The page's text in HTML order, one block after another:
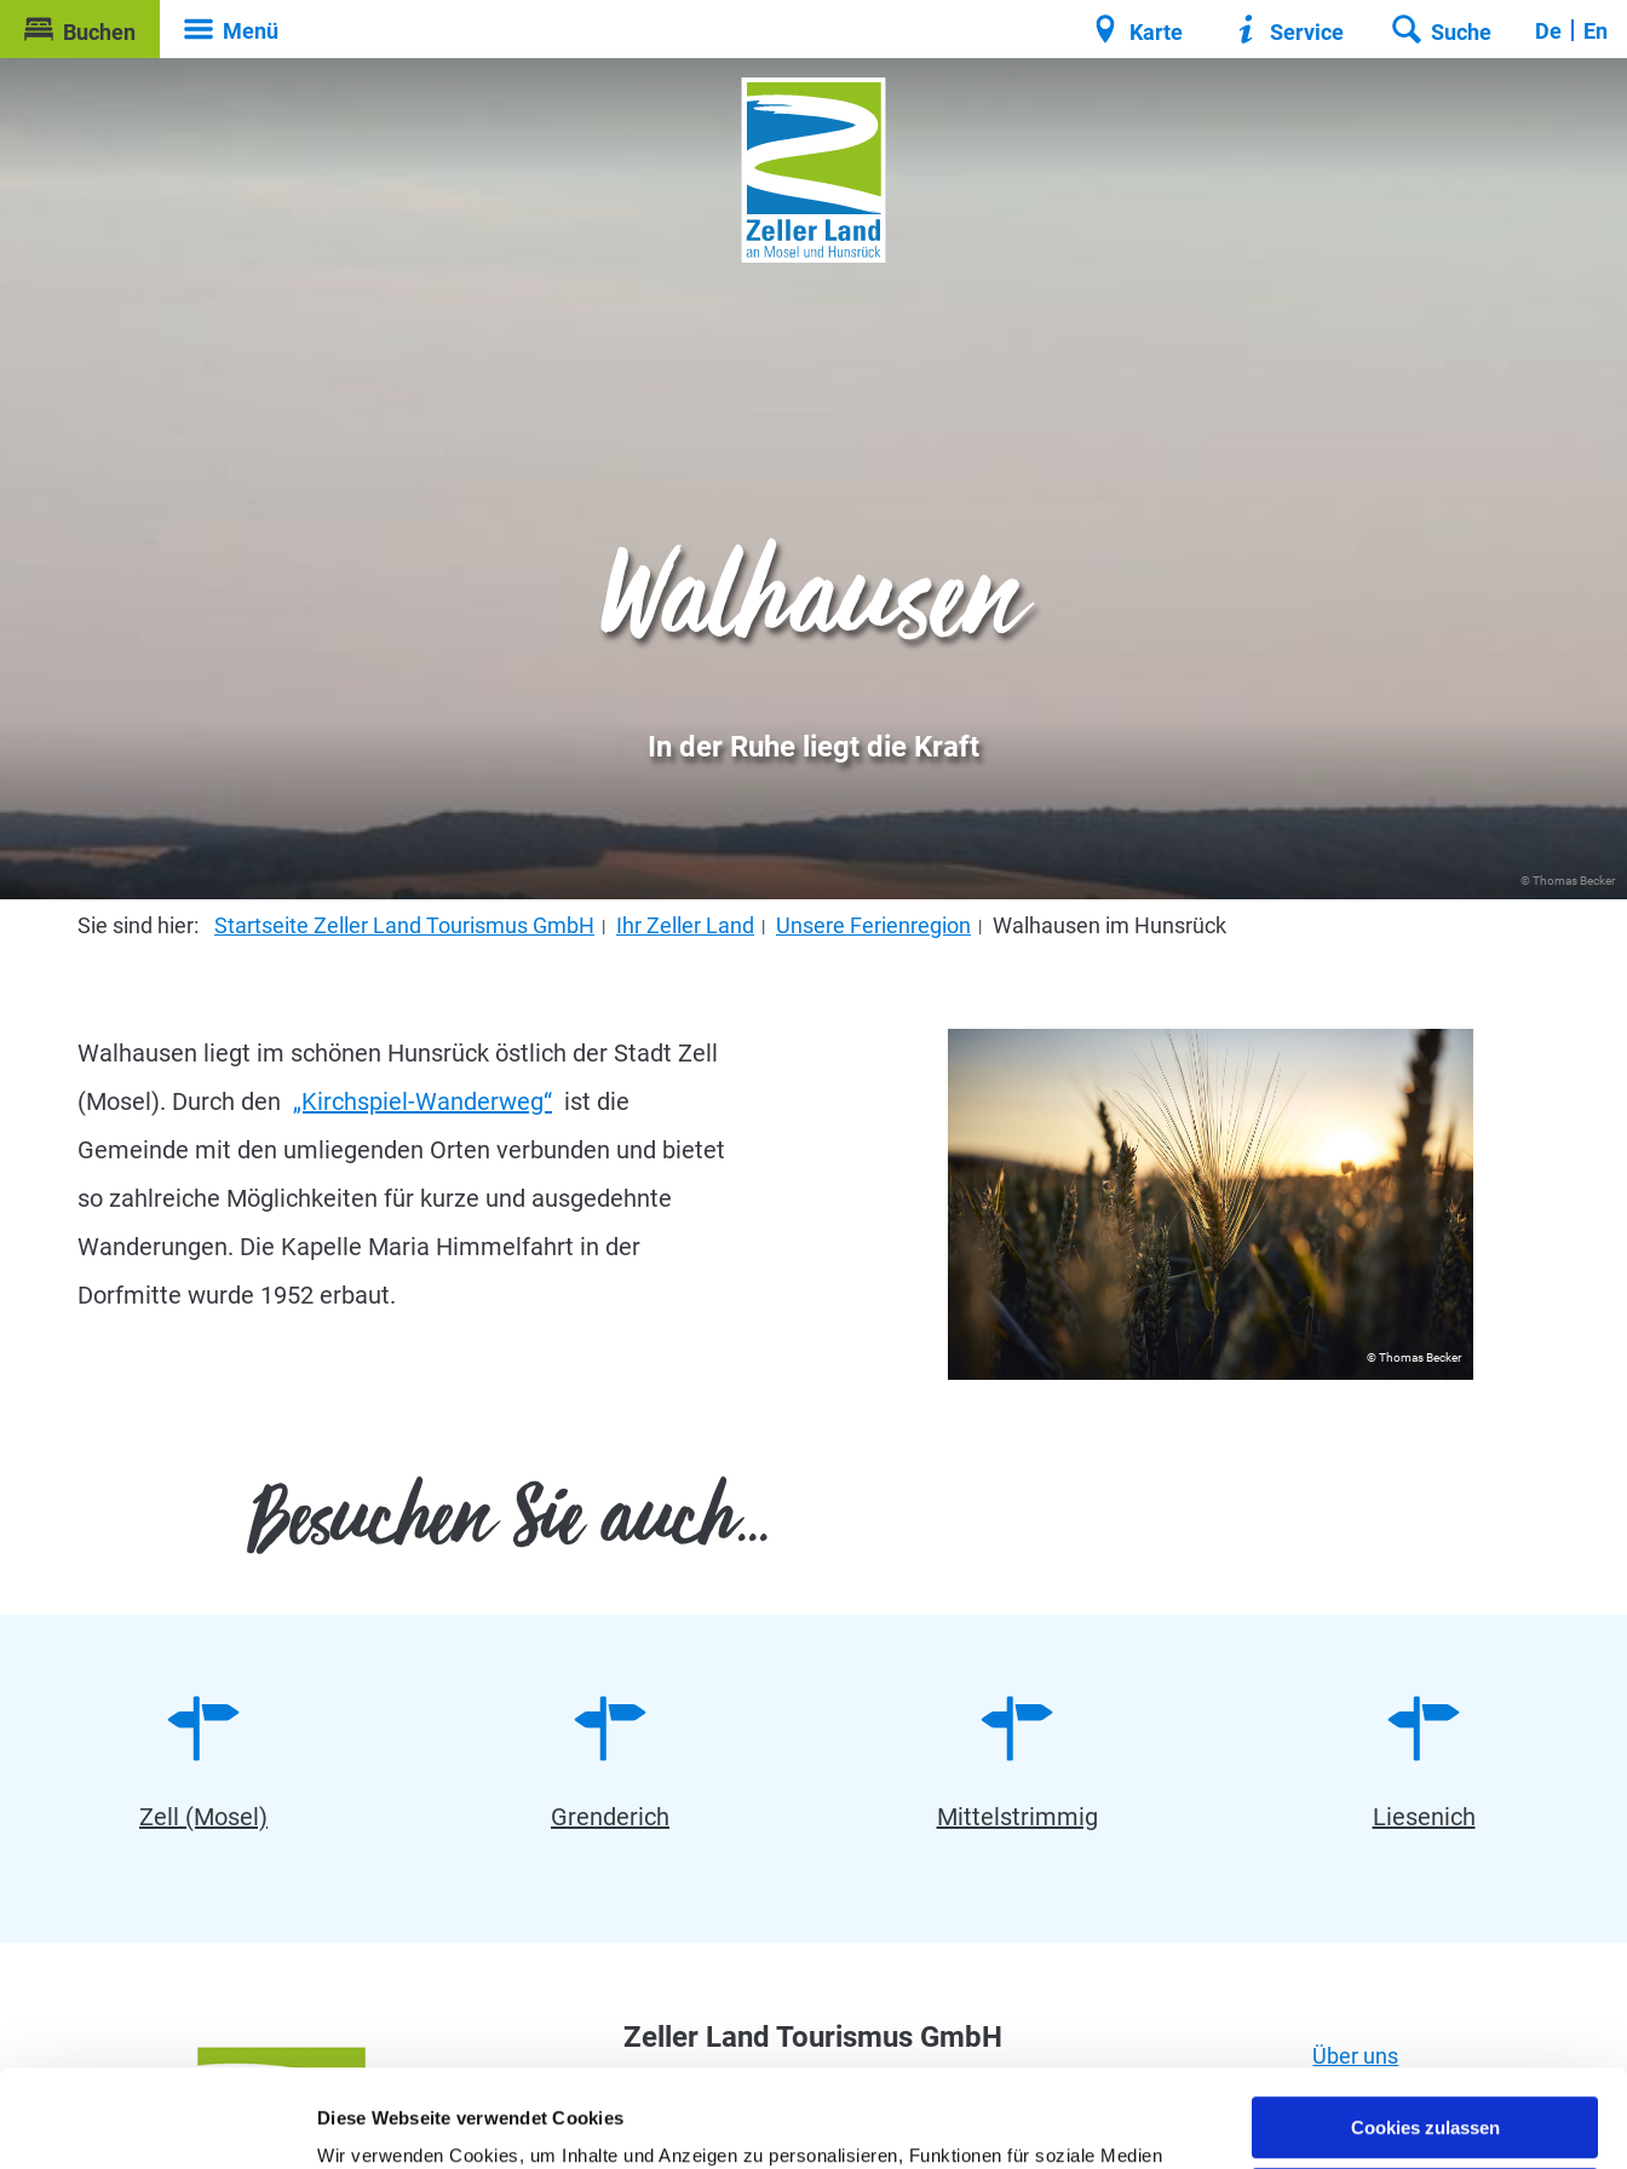
Diese Webseite verwendet Cookies
Wir verwenden Cookies, um Inhalte und Anzeigen zu personalisieren, Funktionen für soziale Medien
Cookies zulassen
Buchen Menü Karte Service Suche De En
© Thomas Becker
Walhausen
In der Ruhe liegt die Kraft
Sie sind hier: Startseite Zeller Land Tourismus GmbH Ihr Zeller Land Unsere Ferienregion Walhausen im Hunsrück
Walhausen liegt im schönen Hunsrück östlich der Stadt Zell
(Mosel). Durch den „Kirchspiel-Wanderweg“ ist die
Gemeinde mit den umliegenden Orten verbunden und bietet
so zahlreiche Möglichkeiten für kurze und ausgedehnte
Wanderungen. Die Kapelle Maria Himmelfahrt in der
Dorfmitte wurde 1952 erbaut.
© Thomas Becker
Besuchen Sie auch...
Zell (Mosel) Grenderich Mittelstrimmig Liesenich
Zeller Land Tourismus GmbH
Über uns
Widerruf erklären
Impressum